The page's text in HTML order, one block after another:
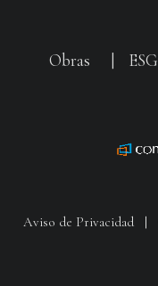
Obras ESG
Aviso de Privacidad|